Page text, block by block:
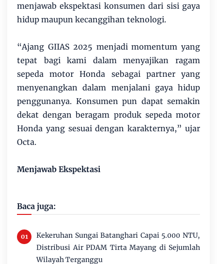
menjawab ekspektasi konsumen dari sisi gaya
hidup maupun kecanggihan teknologi.
“Ajang GIIAS 2025 menjadi momentum yang
tepat bagi kami dalam menyajikan ragam
sepeda motor Honda sebagai partner yang
menyenangkan dalam menjalani gaya hidup
penggunanya. Konsumen pun dapat semakin
dekat dengan beragam produk sepeda motor
Honda yang sesuai dengan karakternya,” ujar
Octa.
Menjawab Ekspektasi
Baca juga:
Kekeruhan Sungai Batanghari Capai 5.000 NTU,
Distribusi Air PDAM Tirta Mayang di Sejumlah
Wilayah Terganggu